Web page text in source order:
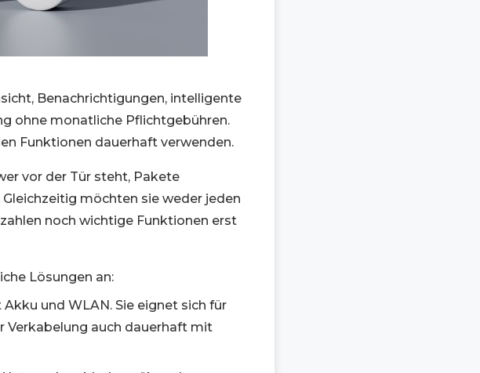
Benachrichtigungen, intelligente
ohne monatliche Pflichtgebühren.
Funktionen dauerhaft verwenden.
vor der Tür steht, Pakete
möchten sie weder jeden
noch wichtige Funktionen erst
Lösungen an:
und WLAN. Sie eignet sich für
Verkabelung auch dauerhaft mit